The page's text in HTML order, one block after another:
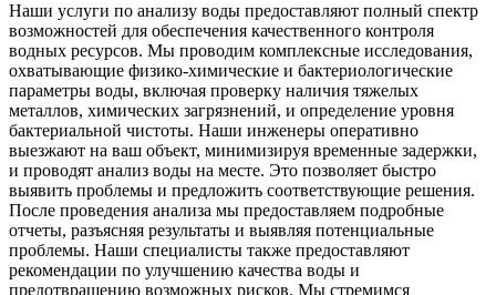
Наши услуги по анализу воды предоставляют полный спектр
возможностей для обеспечения качественного контроля
водных ресурсов. Мы проводим комплексные исследования,
охватывающие физико-химические и бактериологические
параметры воды, включая проверку наличия тяжелых
металлов, химических загрязнений, и определение уровня
бактериальной чистоты. Наши инженеры оперативно
выезжают на ваш объект, минимизируя временные задержки,
и проводят анализ воды на месте. Это позволяет быстро
выявить проблемы и предложить соответствующие решения.
После проведения анализа мы предоставляем подробные
отчеты, разъясняя результаты и выявляя потенциальные
проблемы. Наши специалисты также предоставляют
рекомендации по улучшению качества воды и
предотвращению возможных рисков. Мы стремимся